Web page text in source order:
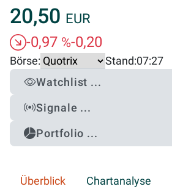
20,50 EUR
-0,97 %-0,20
Börse: Stand:07:27
Watchlist ...
Signale ...
Portfolio ...
Überblick Chartanalyse